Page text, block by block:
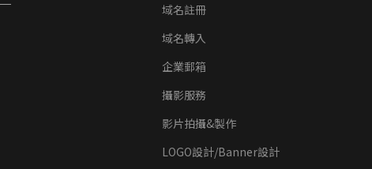
域名註冊
域名轉入
企業郵箱
攝影服務
影片拍攝&製作
LOGO設計/Banner設計